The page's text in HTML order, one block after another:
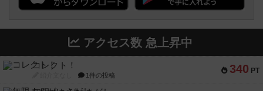
アクセス数 急上昇中
340 PT
コレクト！
1件の投稿